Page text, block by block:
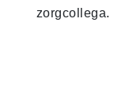
zorgcollega.